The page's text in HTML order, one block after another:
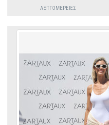
ΛΕΠΤΟΜΈΡΕΙΕΣ